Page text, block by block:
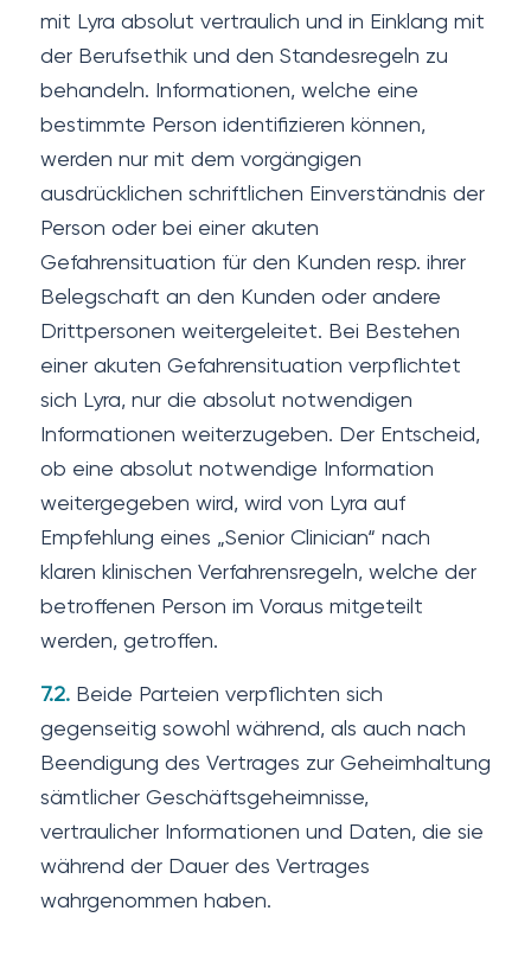
mit Lyra absolut vertraulich und in Einklang mit
der Berufsethik und den Standesregeln zu
behandeln. Informationen, welche eine
bestimmte Person identifizieren können,
werden nur mit dem vorgängigen
ausdrücklichen schriftlichen Einverständnis der
Person oder bei einer akuten
Gefahrensituation für den Kunden resp. ihrer
Belegschaft an den Kunden oder andere
Drittpersonen weitergeleitet. Bei Bestehen
einer akuten Gefahrensituation verpflichtet
sich Lyra, nur die absolut notwendigen
Informationen weiterzugeben. Der Entscheid,
ob eine absolut notwendige Information
weitergegeben wird, wird von Lyra auf
Empfehlung eines „Senior Clinician“ nach
klaren klinischen Verfahrensregeln, welche der
betroffenen Person im Voraus mitgeteilt
werden, getroffen.
7.2.Beide Parteien verpflichten sich
gegenseitig sowohl während, als auch nach
Beendigung des Vertrages zur Geheimhaltung
sämtlicher Geschäftsgeheimnisse,
vertraulicher Informationen und Daten, die sie
während der Dauer des Vertrages
wahrgenommen haben.